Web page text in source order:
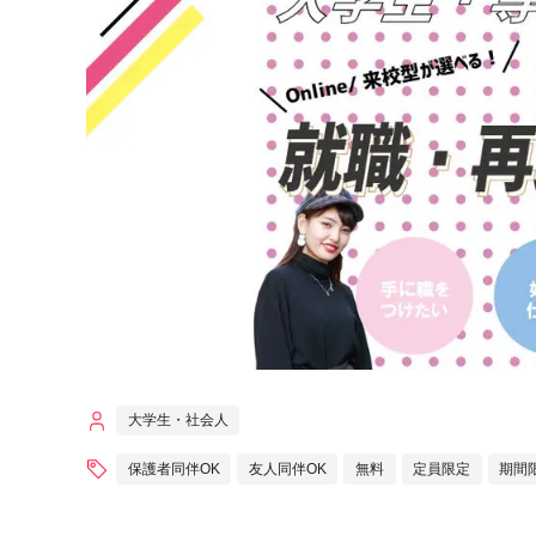
大学生・社会人
保護者同伴OK 友人同伴OK 無料 定員限定 期間